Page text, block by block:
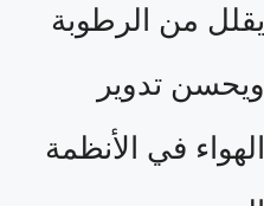
يقلل من الرطوبة
ويحسن تدوير
الهواء في الأنظمة